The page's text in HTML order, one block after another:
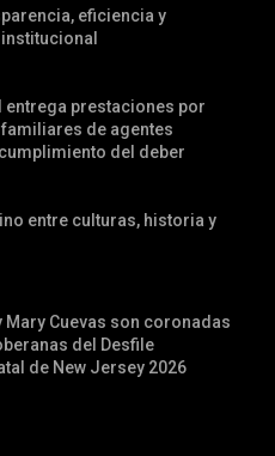
eficiencia y
entrega prestaciones por
de agentes
del deber
entre culturas, historia y
Mary Cuevas son coronadas
del Desfile
de New Jersey 2026